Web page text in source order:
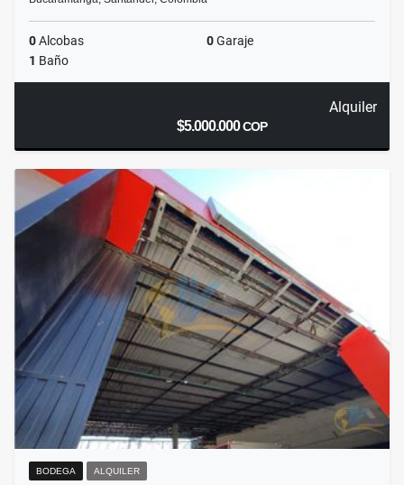
0Alcobas 0Garaje
1 Baño
Alquiler
$5.000.000COP
BODEGA ALQUILER